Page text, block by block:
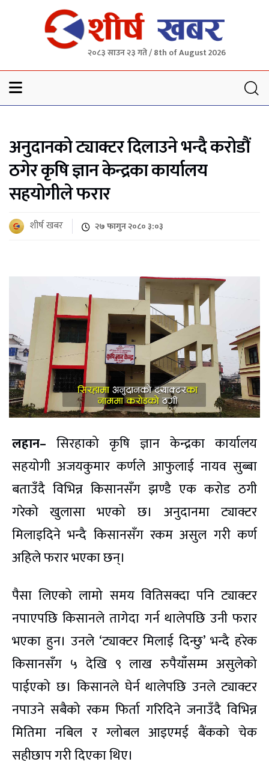
२०८३ साउन २३ गते / 8th of August 2026
अनुदानको ट्याक्टर दिलाउने भन्दै करोडौं
ठगेर कृषि ज्ञान केन्द्रका कार्यालय
सहयोगीले फरार
शीर्ष खबर २७ फागुन २०८० ३:०३
लहान– सिरहाको कृषि ज्ञान केन्द्रका कार्यालय
सहयोगी अजयकुमार कर्णले आफुलाई नायव सुब्बा
बताउँदै विभिन्न किसानसँग झण्डै एक करोड ठगी
गरेको खुलासा भएको छ। अनुदानमा ट्याक्टर
मिलाइदिने भन्दै किसानसँग रकम असुल गरी कर्ण
अहिले फरार भएका छन्।
पैसा लिएको लामो समय वितिसक्दा पनि ट्याक्टर
नपाएपछि किसानले तागेदा गर्न थालेपछि उनी फरार
भएका हुन। उनले ‘ट्याक्टर मिलाई दिन्छु’ भन्दै हरेक
किसानसँग ५ देखि ९ लाख रुपैयाँसम्म असुलेको
पाईएको छ। किसानले घेर्न थालेपछि उनले ट्याक्टर
नपाउने सबैको रकम फिर्ता गरिदिने जनाउँदै विभिन्न
मितिमा नबिल र ग्लोबल आइएमई बैंकको चेक
सहीछाप गरी दिएका थिए।